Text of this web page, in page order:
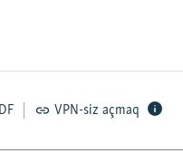
VPN-siz açmaq